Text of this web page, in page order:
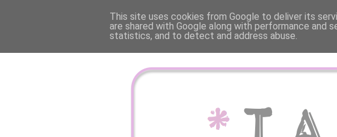
This site uses cookies from Google to deliver its
are shared with Google along with performance and
statistics, and to detect and address abuse.